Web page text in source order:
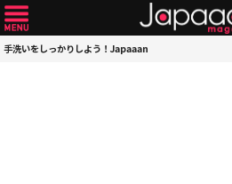
手洗いをしっかりしよう！Japaaan